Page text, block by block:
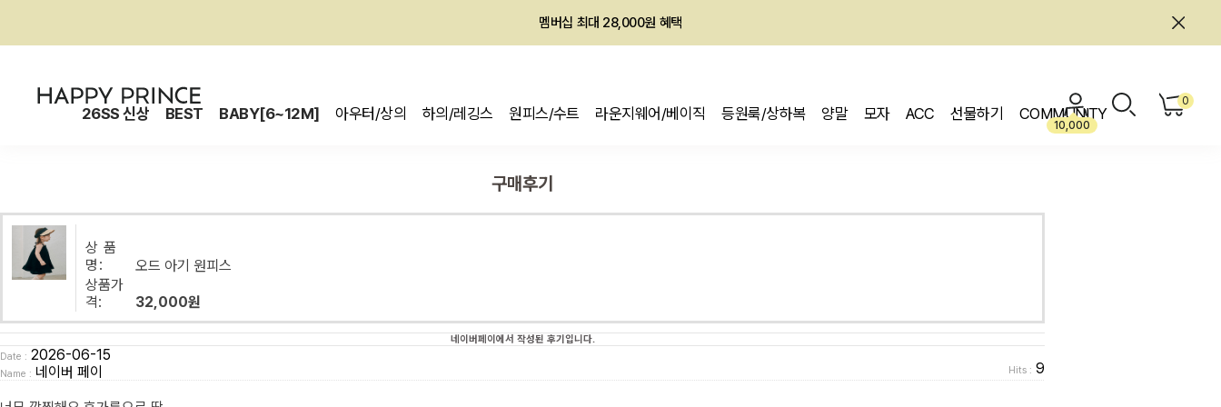
회원전용 아울렛, 가입하면 ~60% 할인!
26SS 신상 BEST BABY[6~12M] 아우터/상의 하의/레깅스 원피스/수트 라운지웨어/베이직 등원룩/상하복 양말 모자 ACC 선물하기 COMMUNITY
10,000
0
구매후기
상 품
명:
오드 아기 원피스
상품가
격:
32,000원
네이버페이에서 작성된 후기입니다.
Date : 2026-06-15
Name : 네이버 페이 Hits : 9